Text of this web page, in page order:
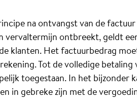
na ontvangst van de
vervaltermijn ontbreekt, geldt
klanten. Het factuurbedrag
Tot de volledige
toegestaan. In het bijzonder
in gebreke zijn met de